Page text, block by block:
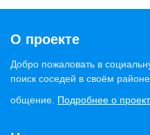
О проекте
Добро пожаловать в
поиск соседей в своём
общение. Подробнее о